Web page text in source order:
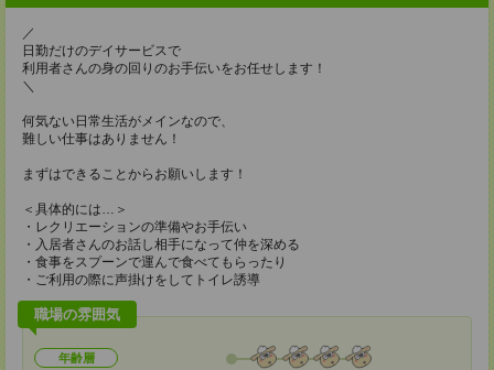
／
日勤だけのデイサービスで
利用者さんの身の回りのお手伝いをお任せします！
＼
何気ない日常生活がメインなので、
難しい仕事はありません！
まずはできることからお願いします！
＜具体的には…＞
・レクリエーションの準備やお手伝い
・入居者さんのお話し相手になって仲を深める
・食事をスプーンで運んで食べてもらったり
・ご利用の際に声掛けをしてトイレ誘導
職場の雰囲気
年齢層